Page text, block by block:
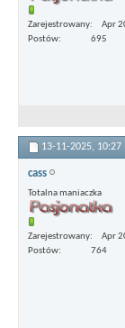
Zarejestrowany
Apr
Postów
695
13-11-2025, 10:27
cass
Totalna maniaczka
Zarejestrowany
Apr
Postów
764